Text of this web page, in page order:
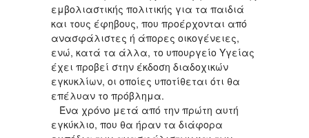
εμβολιαστικής πολιτικής για τα παιδιά
και τους έφηβους, που προέρχονται από
ανασφάλιστες ή άπορες οικογένειες,
ενώ, κατά τα άλλα, το υπουργείο Υγείας
έχει προβεί στην έκδοση διαδοχικών
εγκυκλίων, οι οποίες υποτίθεται ότι θα
επέλυαν το πρόβλημα.
Ένα χρόνο μετά από την πρώτη αυτή
εγκύκλιο, που θα ήραν τα διάφορα